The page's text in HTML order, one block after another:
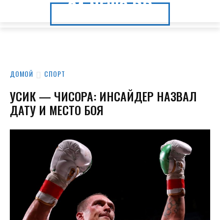
24.NEWS.DP
24.NEWS.DP
ДОМОЙ СПОРТ
УСИК — ЧИСОРА: ИНСАЙДЕР НАЗВАЛ
ДАТУ И МЕСТО БОЯ